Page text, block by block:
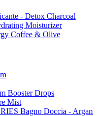
- Detox Charcoal
Moisturizer
Coffee & Olive
Booster Drops
Mist
Bagno Doccia - Argan